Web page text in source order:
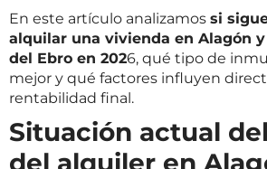
En este artículo analizamos si
alquilar una vivienda en Alagón
del Ebro en 2026, qué tipo de
mejor y qué factores influyen
rentabilidad final.
Situación actual
del alquiler en